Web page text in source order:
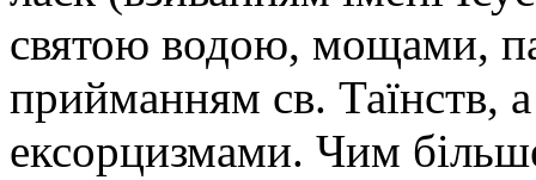
святою водою, мощами,
прийманням св. Таїнств,
ексорцизмами. Чим